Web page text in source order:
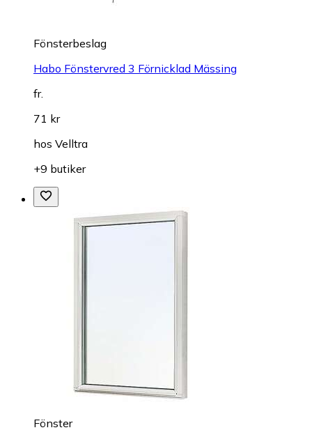
Fönsterbeslag
Habo Fönstervred 3 Förnicklad Mässing
fr.
71 kr
hos Velltra
+9 butiker
Fönster